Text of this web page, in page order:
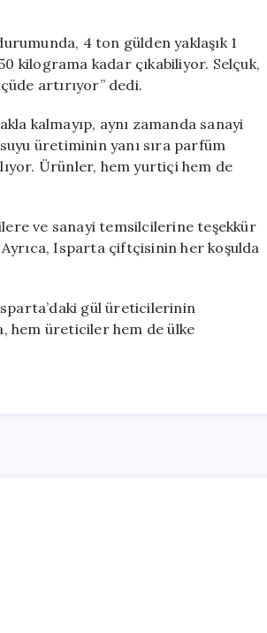
4 ton gülden yaklaşık 1
kilograma kadar çıkabiliyor. Selçuk,
artırıyor” dedi.
kalmayıp, aynı zamanda sanayi
üretiminin yanı sıra parfüm
Ürünler, hem yurtiçi hem de
ve sanayi temsilcilerine teşekkür
Isparta çiftçisinin her koşulda
gül üreticilerinin
hem üreticiler hem de ülke